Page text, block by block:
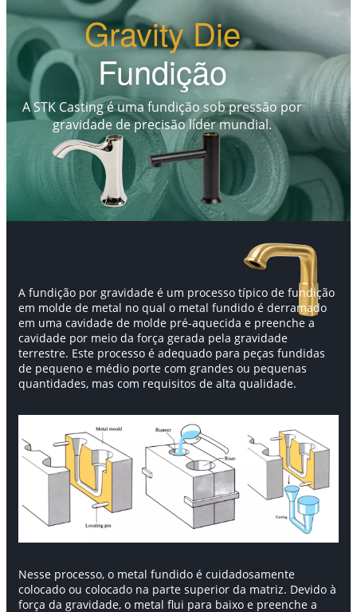
Gravity Die
Fundição
A STK Casting é uma fundição sob pressão por
gravidade de precisão líder mundial.
A fundição por gravidade é um processo típico de fundição
em molde de metal no qual o metal fundido é derramado
em uma cavidade de molde pré-aquecida e preenche a
cavidade por meio da força gerada pela gravidade
terrestre. Este processo é adequado para peças fundidas
de pequeno e médio porte com grandes ou pequenas
quantidades, mas com requisitos de alta qualidade.
Nesse processo, o metal fundido é cuidadosamente
colocado ou colocado na parte superior da matriz. Devido à
força da gravidade, o metal flui para baixo e preenche a